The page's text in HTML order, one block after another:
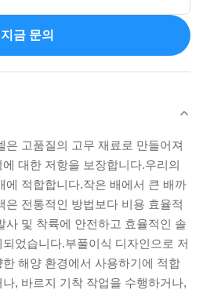
지금 문의
은 고품질의 고무 재료로 만들어져
대한 저항을 보장합니다.우리의
에 적합합니다.작은 배에서 큰 배까
은 전통적인 방법보다 비용 효율적
사 및 착륙에 안전하고 효율적인 솔
었습니다.부풀이식 디자인으로 저
해양 환경에서 사용하기에 적합
, 바르지 기착 작업을 수행하거나,